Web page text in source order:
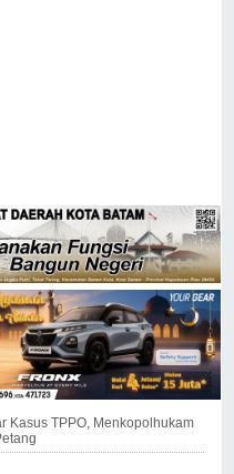
Kasus TPPO, Menkopolhukam